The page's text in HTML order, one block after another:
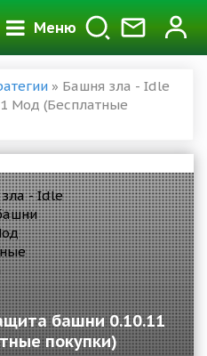
Меню
» Башня зла - Idle
Мод (Бесплатные
башни 0.10.11
покупки)